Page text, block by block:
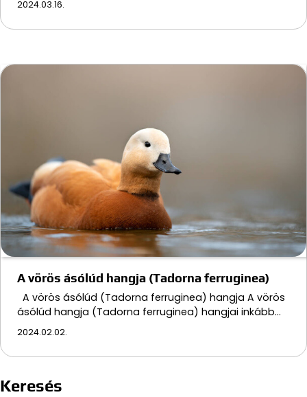
2024.03.16.
A vörös ásólúd hangja (Tadorna ferruginea)
A vörös ásólúd (Tadorna ferruginea) hangja A vörös
ásólúd hangja (Tadorna ferruginea) hangjai inkább…
2024.02.02.
Keresés